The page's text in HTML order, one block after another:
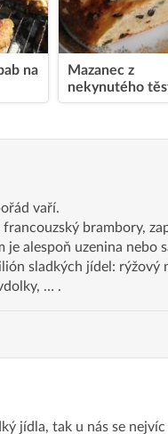
na
Mazanec z
nekynutého
vaří.
francouzský brambory,
je alespoň uzenina nebo
sladkých jídel: rýžový
… .
jídla, tak u nás se